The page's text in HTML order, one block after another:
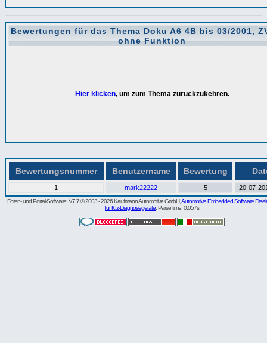
Bewertungen für das Thema Doku A6 4B bis 03/2001,
ohne Funktion
Hier klicken, um zum Thema zurückzukehren.
Bewertungsnummer Benutzername Bewertung
1 mark22222 5 20-07-
Foren- und Portal-Software: V7.7 © 2003 - 2026 Kaufmann Automotive GmbH,Automotive Embedded Software
für Kfz-Diagnosegeräte. Parse time: 0,057s